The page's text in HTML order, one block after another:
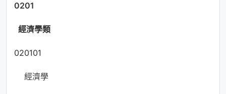
0201
經濟學類
020101
經濟學